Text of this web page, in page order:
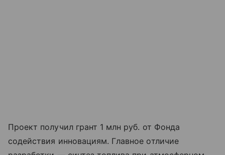
Проект получил грант 1 млн руб. от Фонда
содействия инновациям. Главное отличие